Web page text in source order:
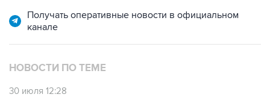
Получать оперативные новости в официальном
канале
НОВОСТИ ПО ТЕМЕ
30 июля 12:28